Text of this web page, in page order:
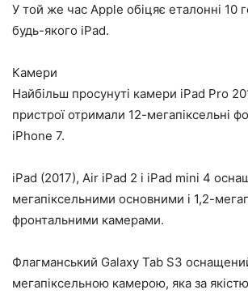
У той же час Apple обіцяє еталонні 10
будь-якого iPad.
Камери
Найбільш просунуті камери iPad Pro
пристрої отримали 12-мегапіксельні
iPhone 7.
iPad (2017), Air iPad 2 і iPad mini 4
мегапіксельними основними і 1,2-
фронтальними камерами.
Флагманський Galaxy Tab S3
мегапіксельною камерою, яка за якістю